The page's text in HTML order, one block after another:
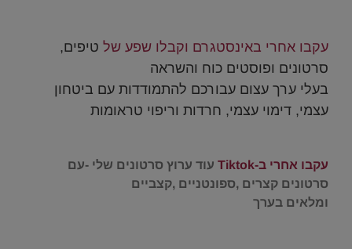
עקבו אחרי באינסטגרם וקבלו שפע של טיפים,
סרטונים ופוסטים כוח והשראה
בעלי ערך עצום עבורכם להתמודדות עם ביטחון
עצמי, דימוי עצמי, חרדות וריפוי טראומות
עקבו אחרי ב-Tiktok
עוד ערוץ סרטונים שלי -עם
סרטונים קצרים ,ספונטניים ,קצביים
ומלאים בערך